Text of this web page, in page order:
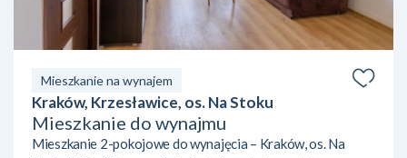
Mieszkanie na wynajem
Kraków, Krzesławice, os. Na Stoku
Mieszkanie do wynajmu
Mieszkanie 2-pokojowe do wynajęcia – Kraków, os. Na